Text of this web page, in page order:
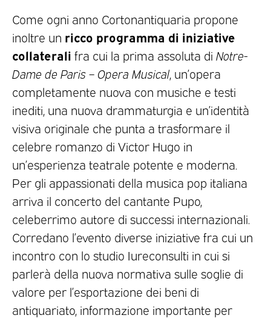
Come ogni anno Cortonantiquaria propone
inoltre un ricco programma di iniziative
collaterali fra cui la prima assoluta di Notre-
Dame de Paris – Opera Musical, un’opera
completamente nuova con musiche e testi
inediti, una nuova drammaturgia e un’identità
visiva originale che punta a trasformare il
celebre romanzo di Victor Hugo in
un’esperienza teatrale potente e moderna.
Per gli appassionati della musica pop italiana
arriva il concerto del cantante Pupo,
celeberrimo autore di successi internazionali.
Corredano l’evento diverse iniziative fra cui un
incontro con lo studio Iureconsulti in cui si
parlerà della nuova normativa sulle soglie di
valore per l’esportazione dei beni di
antiquariato, informazione importante per